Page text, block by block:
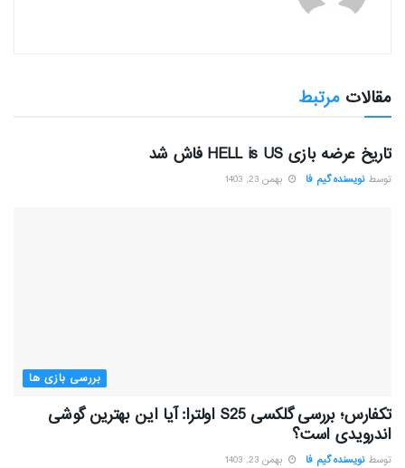
مقالات مرتبط
تاریخ عرضه بازی HELL is US فاش شد
توسط نویسنده گیم فا بهمن 23, 1403
بررسی بازی ها
تکفارس؛ بررسی گلکسی S25 اولترا: آیا این بهترین گوشی
اندرویدی است؟
توسط نویسنده گیم فا بهمن 23, 1403